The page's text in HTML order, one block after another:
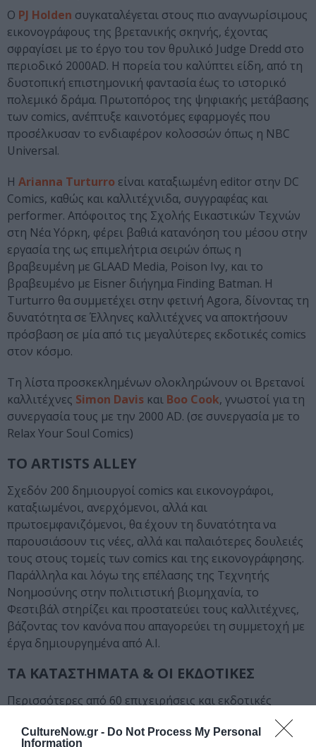
CultureNow.gr - Do Not Process My Personal
Information
Ο PJ Holden συγκαταλέγεται στους πιο αναγνωρίσιμους
εικονογράφους της βρετανικής σκηνής, έχοντας
σφραγίσει με το έργο του τον θρυλικό Judge Dredd στο
περιοδικό 2000AD. Η πορεία του καλύπτει είδη, από τη
δυστοπική επιστημονική φαντασία έως το ιστορικό
πολεμικό δράμα. Πρωτοπόρος της ψηφιακής μετάβασης
των comics, ανέπτυξε καινοτόμες εφαρμογές που
προσέλκυσαν το ενδιαφέρον κολοσσών όπως η NBC
Universal.
Η Arianna Turturro είναι καταξιωμένη editor στην DC
Comics, καθώς και καλλιτέχνιδα, συγγραφέας και
performer. Απόφοιτος της Σχολής Εικαστικών Τεχνών
στη Νέα Υόρκη, φέρει βαθιά κατανόηση του μέσου στην
εργασία της ως επιμελήτρια σειρών όπως η
βραβευμένη με GLAAD Media, Poison Ivy, και το
βραβευμένο με Eisner διήγημα Finding Batman. Η
Turturro θα συμμετέχει στην φετινή Agora, δίνοντας τη
δυνατότητα σε Έλληνες καλλιτέχνες να αποκτήσουν
πρόσβαση σε μία από τις μεγαλύτερες εκδοτικές comics
στον κόσμο.
Τη λίστα προσκεκλημένων ολοκληρώνουν οι Βρετανοί
καλλιτέχνες Simon Davis και Boo Cook, γνωστοί για τη
συνεργασία τους με την 2000 AD. (σε συνεργασία με το
Relax Your Soul Comics)
ΤΟ ARTISTS ALLEY
Σχεδόν 200 δημιουργοί comics και εικονογράφοι,
καταξιωμένοι, ανερχόμενοι, αλλά και
πρωτοεμφανιζόμενοι, θα έχουν τη δυνατότητα να
παρουσιάσουν τις νέες, αλλά και παλαιότερες δουλειές
τους στους τομείς των comics και της εικονογράφησης.
Παράλληλα και λόγω της επέλασης της Τεχνητής
Νοημοσύνης στην πολιτιστική βιομηχανία, το
Φεστιβάλ στηρίζει και προστατεύει τους καλλιτέχνες,
βάζοντας τον κανόνα που απαγορεύει τη συμμετοχή με
έργα δημιουργημένα από A.I.
ΤΑ ΚΑΤΑΣΤΗΜΑΤΑ & ΟΙ ΕΚΔΟΤΙΚΕΣ
Περισσότερες από 60 επιχειρήσεις και εκδοτικές
δυνατότητα να επικοινωνήσουν τα προϊόντα τους, νέες